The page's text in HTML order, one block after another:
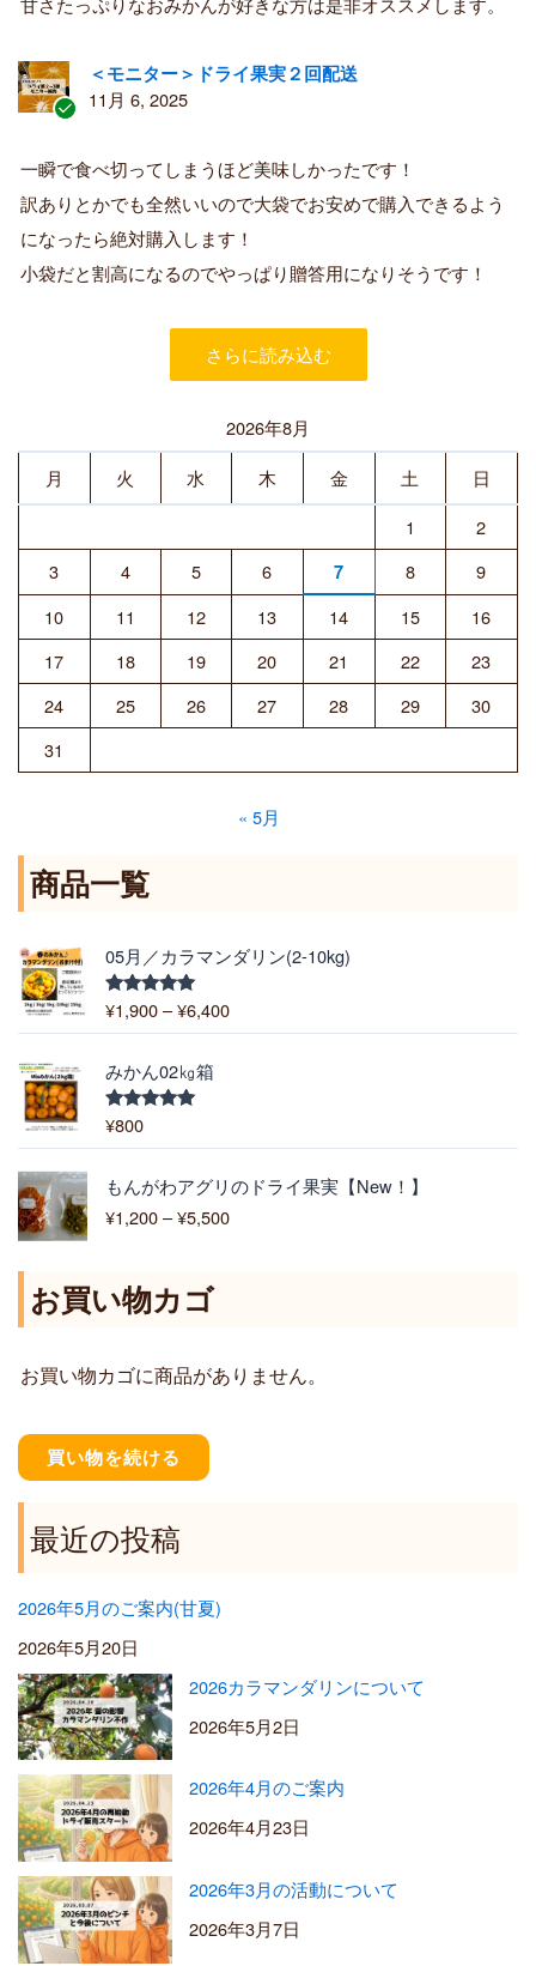
者
証
済
み
購
者
＜モニター＞ドライ果実２回配送
11月 6, 2025
一瞬で食べ切ってしまうほど美味しかったです！
訳ありとかでも全然いいので大袋でお安めで購入できるよう
になったら絶対購入します！
小袋だと割高になるのでやっぱり贈答用になりそうです！
さらに読み込む
2026年8月
月
火 水 木 金 土
日
1
2
3
4 5 6 7 8
9
10
11 12 13 14 15
16
17
18 19 20 21 22
23
24
25 26 27 28 29
30
31
« 5月
商品一覧
05月／カラマンダリン(2-10kg)
5段階中
5.00
¥1,900 –¥6,400
格
:
0
–
¥
みかん02㎏箱
5段階中
¥800
もんがわアグリのドライ果実【New！】
¥1,200 –¥5,500
格
帯
0
お買い物カゴ
お買い物カゴに商品がありません。
買い物を続ける
最近の投稿
2026年5月のご案内(甘夏)
2026年5月20日
2026カラマンダリンについて
2026年5月2日
2026年4月のご案内
2026年4月23日
2026年3月の活動について
2026年3月7日